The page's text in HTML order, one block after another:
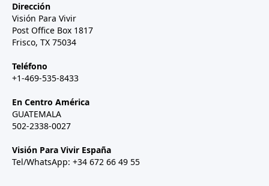
Dirección
Visión Para Vivir
Post Office Box 1817
Frisco, TX 75034
Teléfono
+1-469-535-8433
En Centro América
GUATEMALA
502-2338-0027
Visión Para Vivir España
Tel/WhatsApp: +34 672 66 49 55